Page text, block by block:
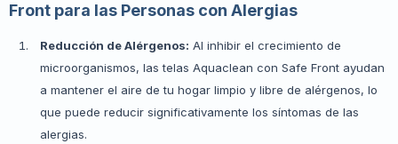
Front para las Personas con Alergias
Reducción de Alérgenos: Al inhibir el crecimiento de
microorganismos, las telas Aquaclean con Safe Front ayudan
a mantener el aire de tu hogar limpio y libre de alérgenos, lo
que puede reducir significativamente los síntomas de las
alergias.